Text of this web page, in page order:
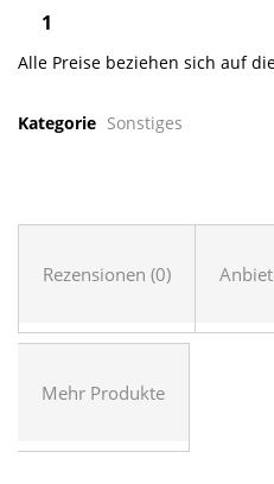
Alle Preise beziehen sich auf
Kategorie Sonstiges
Rezensionen (0)
Mehr Produkte